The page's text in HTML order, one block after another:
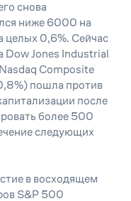
снова
ниже 6000 на
целых 0,6%. Сейчас
Dow Jones Industrial
Composite
пошла против
после
более 500
следующих
в восходящем
S&P 500